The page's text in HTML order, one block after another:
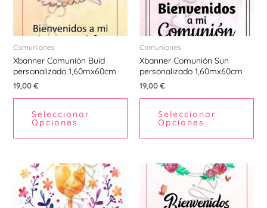
Comuniones
Xbanner Comunión Buid
personalizado 1,60mx60cm
19,00€
Seleccionar
Opciones
Comuniones
Xbanner Comunión Sun
personalizado 1,60mx60cm
19,00€
Seleccionar
Opciones